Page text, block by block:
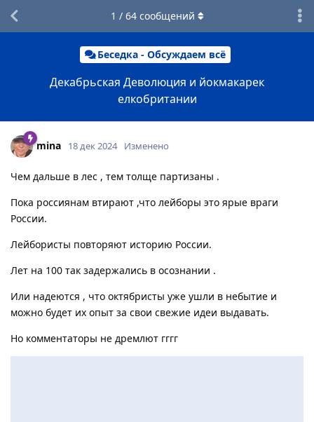
Беседка - Обсуждаем всё
Декабрьская Деволюция и йокмакарек
елкобритании
1 / 64сообщений
mina 18 дек 2024 Изменено
Чем дальше в лес , тем толще партизаны .
Пока россиянам втирают ,что лейборы это ярые враги
России.
Лейбористы повторяют историю России.
Лет на 100 так задержались в осознании .
Или надеются , что октябристы уже ушли в небытие и
можно будет их опыт за свои свежие идеи выдавать.
Но комментаторы не дремлют гггг